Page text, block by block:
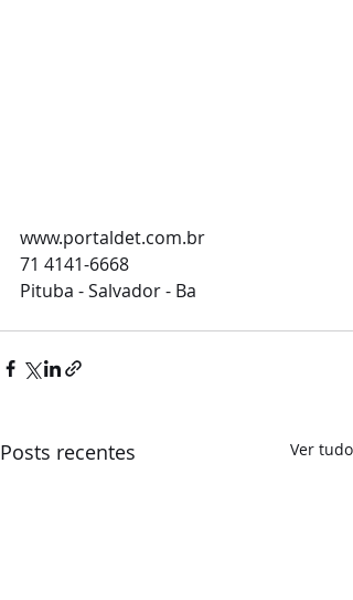
www.portaldet.com.br
71 4141-6668
Pituba - Salvador - Ba
Posts recentes Ver tudo